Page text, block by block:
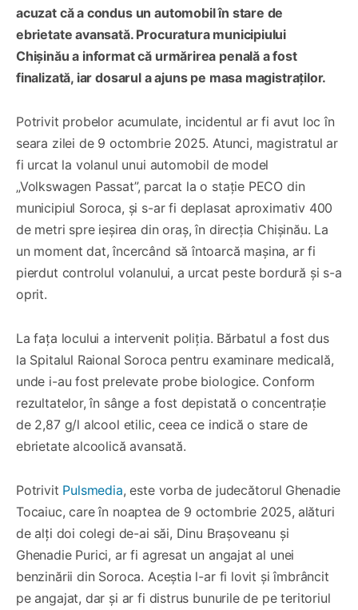
acuzat că a condus un automobil în stare de
ebrietate avansată. Procuratura municipiului
Chișinău a informat că urmărirea penală a fost
finalizată, iar dosarul a ajuns pe masa magistraților.
Potrivit probelor acumulate, incidentul ar fi avut loc în
seara zilei de 9 octombrie 2025. Atunci, magistratul ar
fi urcat la volanul unui automobil de model
„Volkswagen Passat”, parcat la o stație PECO din
municipiul Soroca, și s-ar fi deplasat aproximativ 400
de metri spre ieșirea din oraș, în direcția Chișinău. La
un moment dat, încercând să întoarcă mașina, ar fi
pierdut controlul volanului, a urcat peste bordură și s-a
oprit.
La fața locului a intervenit poliția. Bărbatul a fost dus
la Spitalul Raional Soroca pentru examinare medicală,
unde i-au fost prelevate probe biologice. Conform
rezultatelor, în sânge a fost depistată o concentrație
de 2,87 g/l alcool etilic, ceea ce indică o stare de
ebrietate alcoolică avansată.
Potrivit Pulsmedia, este vorba de judecătorul Ghenadie
Tocaiuc, care în noaptea de 9 octombrie 2025, alături
de alţi doi colegi de-ai săi, Dinu Brașoveanu și
Ghenadie Purici, ar fi agresat un angajat al unei
benzinării din Soroca. Aceștia l-ar fi lovit și îmbrâncit
pe angajat, dar și ar fi distrus bunurile de pe teritoriul